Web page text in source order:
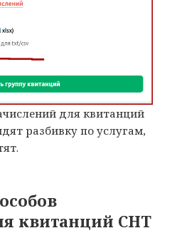
для квитанций
разбивку по услугам,
квитанций СНТ